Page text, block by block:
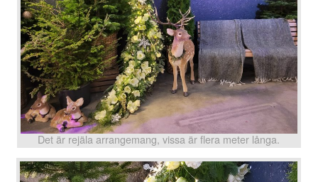
Det är rejäla arrangemang, vissa är flera meter långa.